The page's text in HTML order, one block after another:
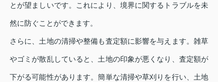
とが望ましいです。これにより、境界に関するトラブルを未
然に防ぐことができます。
さらに、土地の清掃や整備も査定額に影響を与えます。雑草
やゴミが散乱していると、土地の印象が悪くなり、査定額が
下がる可能性があります。簡単な清掃や草刈りを行い、土地